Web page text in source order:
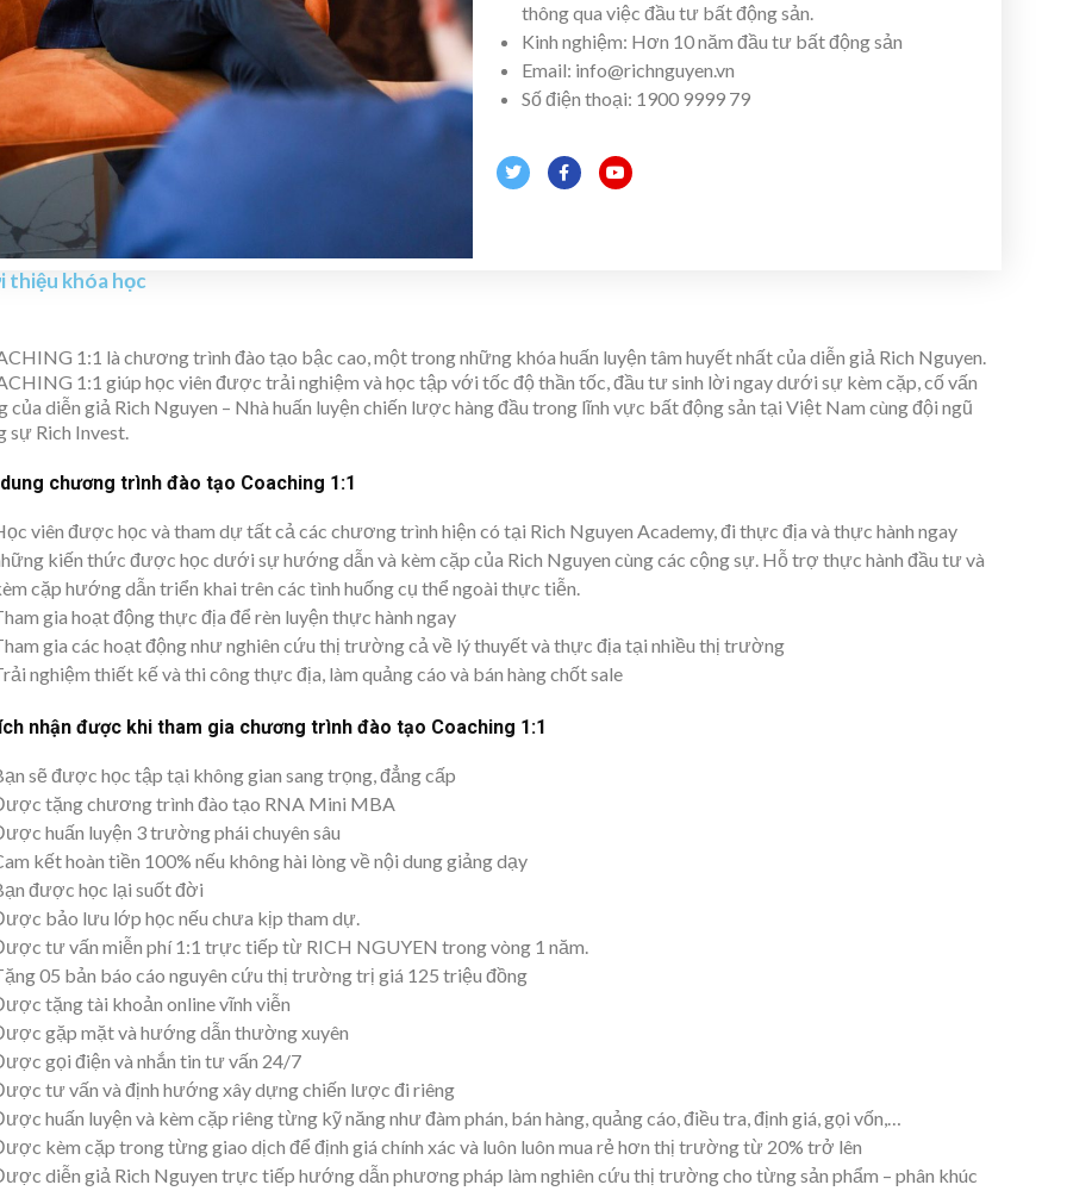
thông qua việc đầu tư bất động sản.
Kinh nghiệm: Hơn 10 năm đầu tư bất động sản
Email: info@richnguyen.vn
Số điện thoại: 1900 9999 79
thiệu khóa học
1:1 là chương trình đào tạo bậc cao, một trong những khóa huấn luyện tâm huyết nhất của diễn giả Rich Nguyen.
1:1 giúp học viên được trải nghiệm và học tập với tốc độ thần tốc, đầu tư sinh lời ngay dưới sự kèm cặp, cố vấn
của diễn giả Rich Nguyen – Nhà huấn luyện chiến lược hàng đầu trong lĩnh vực bất động sản tại Việt Nam cùng đội ngũ
sự Rich Invest.
dung chương trình đào tạo Coaching 1:1
viên được học và tham dự tất cả các chương trình hiện có tại Rich Nguyen Academy, đi thực địa và thực hành ngay
kiến thức được học dưới sự hướng dẫn và kèm cặp của Rich Nguyen cùng các cộng sự. Hỗ trợ thực hành đầu tư và
cặp hướng dẫn triển khai trên các tình huống cụ thể ngoài thực tiễn.
gia hoạt động thực địa để rèn luyện thực hành ngay
gia các hoạt động như nghiên cứu thị trường cả về lý thuyết và thực địa tại nhiều thị trường
nghiệm thiết kế và thi công thực địa, làm quảng cáo và bán hàng chốt sale
nhận được khi tham gia chương trình đào tạo Coaching 1:1
sẽ được học tập tại không gian sang trọng, đẳng cấp
tặng chương trình đào tạo RNA Mini MBA
huấn luyện 3 trường phái chuyên sâu
kết hoàn tiền 100% nếu không hài lòng về nội dung giảng dạy
được học lại suốt đời
bảo lưu lớp học nếu chưa kịp tham dự.
tư vấn miễn phí 1:1 trực tiếp từ RICH NGUYEN trong vòng 1 năm.
05 bản báo cáo nguyên cứu thị trường trị giá 125 triệu đồng
tặng tài khoản online vĩnh viễn
gặp mặt và hướng dẫn thường xuyên
gọi điện và nhắn tin tư vấn 24/7
tư vấn và định hướng xây dựng chiến lược đi riêng
huấn luyện và kèm cặp riêng từng kỹ năng như đàm phán, bán hàng, quảng cáo, điều tra, định giá, gọi vốn,…
kèm cặp trong từng giao dịch để định giá chính xác và luôn luôn mua rẻ hơn thị trường từ 20% trở lên
diễn giả Rich Nguyen trực tiếp hướng dẫn phương pháp làm nghiên cứu thị trường cho từng sản phẩm – phân khúc